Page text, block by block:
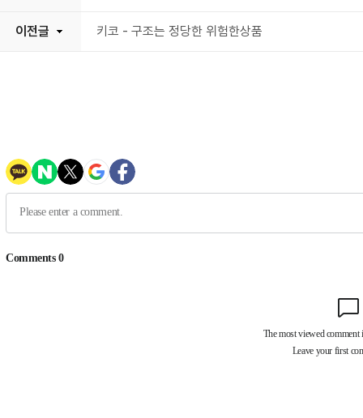
이전글 키코 - 구조는 정당한 위험한상품